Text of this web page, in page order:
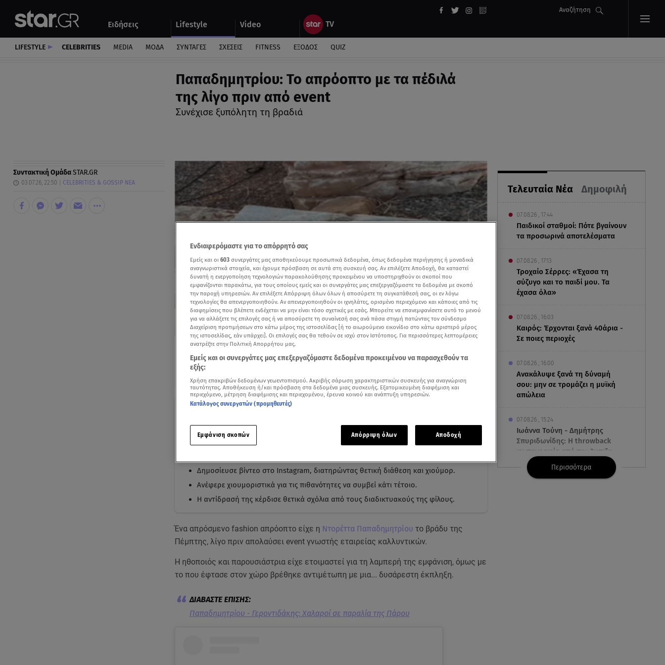
Ειδήσεις Lifestyle Video
Αναζήτηση
Αυτοκίνητο
LIFESTYLE CELEBRITIES MEDIA ΜΟΔΑ ΣΥΝΤΑΓΕΣ ΣΧΕΣΕΙΣ FITNESS ΕΞΟΔΟΣ QUIZ
Παπαδημητρίου: Το απρόοπτο με τα πέδιλά
της λίγο πριν από event
Συνέχισε ξυπόλητη τη βραδιά
Τελευταία Νέα Δημοφιλή
07.08.26 , 17:44
Παιδικοί σταθμοί: Πότε βγαίνουν
τα προσωρινά αποτελέσματα
07.08.26 , 17:13
Τροχαίο Σέρρες: «Έχασα τη
σύζυγο και το παιδί μου. Τα
έχασα όλα»
07.08.26 , 16:03
Καιρός: Έρχονται ξανά 40άρια -
Σε ποιες περιοχές
07.08.26 , 16:00
Ανακάλυψε ξανά τη δύναμή
σου: μην σε τρομάζει η μυϊκή
απώλεια
07.08.26 , 15:24
Ιωάννα Τούνη - Δημήτρης
Σπυριδωνίδης: Η throwback
φωτογραφία από την Ίμπιζα
07.08.26 , 15:21
Περισσότερα
Συντακτική ΟμάδαSTAR.GR
03.07.26, 22:50 CELEBRITIES & GOSSIP ΝΕΑ
Δείτε περισσότερα άρθρα μας στα αποτελέσματα αναζήτησης
Με μια ματιά by STAR AI
Η Ντορέττα Παπαδημητρίου αντιμετώπισε ένα fashion απρόοπτο πριν από event
Δημοσίευσε βίντεο στο Instagram, διατηρώντας θετική διάθεση και χιούμορ.
Ανέφερε χιουμοριστικά για τις πιθανότητες να συμβεί κάτι τέτοιο.
Η αντίδρασή της κέρδισε θετικά σχόλια από τους διαδικτυακούς της φίλους.
Ένα απρόσμενο fashion απρόοπτο είχε η Ντορέττα Παπαδημητρίου το βράδυ της
Πέμπτης, λίγο πριν απολαύσει event γνωστής εταιρείας καλλυντικών.
Η ηθοποιός και παρουσιάστρια είχε ετοιμαστεί για τη λαμπερή της εμφάνιση, όμως με
το που έφτασε στον χώρο βρέθηκε αντιμέτωπη με μια... δυσάρεστη έκπληξη.
Παπαδημητρίου - Γεροντιδάκης: Χαλαροί σε παραλία της Πάρου
Ενδιαφερόμαστε για το απόρρητό σας
Εμείς και οι 603 συνεργάτες μας αποθηκεύουμε προσωπικά δεδομένα, όπως δεδομένα περιήγησης ή μοναδικά
αναγνωριστικά στοιχεία, και έχουμε πρόσβαση σε αυτά στη συσκευή σας. Αν επιλέξετε Αποδοχή, θα καταστεί
δυνατή η ενεργοποίηση τεχνολογιών παρακολούθησης προκειμένου να υποστηριχθούν οι σκοποί που
εμφανίζονται παρακάτω, για τους οποίους εμείς και οι συνεργάτες μας επεξεργαζόμαστε τα δεδομένα με σκοπό
την παροχή υπηρεσιών. Αν επιλέξετε Απόρριψη όλων όλων ή αποσύρετε τη συγκατάθεσή σας, οι εν λόγω
τεχνολογίες θα απενεργοποιηθούν. Αν απενεργοποιηθούν οι ιχνηλάτες, ορισμένο περιεχόμενο και κάποιες από τις
διαφημίσεις που βλέπετε ενδέχεται να μην είναι τόσο σχετικές με εσάς. Μπορείτε να επανεμφανίσετε αυτό το μενού
για να αλλάξετε τις επιλογές σας ή να αποσύρετε τη συναίνεσή σας ανά πάσα στιγμή πατώντας τον σύνδεσμο
Διαχείριση προτιμήσεων στο κάτω μέρος της ιστοσελίδας [ή το αιωρούμενο εικονίδιο στο κάτω αριστερό μέρος
της ιστοσελίδας, εάν υπάρχει]. Οι επιλογές σας θα τεθούν σε ισχύ στον Ιστότοπος. Για περισσότερες λεπτομέρειες
ανατρέξτε στην Πολιτική Απορρήτου μας.
Εμείς και οι συνεργάτες μας επεξεργαζόμαστε δεδομένα προκειμένου να παρασχεθούν τα
εξής:
Χρήση επακριβών δεδομένων γεωεντοπισμού. Ακριβής σάρωση χαρακτηριστικών συσκευής για αναγνώριση
ταυτότητας. Αποθήκευση ή/και πρόσβαση στα δεδομένα μιας συσκευής. Εξατομικευμένη διαφήμιση και
περιεχόμενο, μέτρηση διαφήμισης και περιεχομένου, έρευνα κοινού και ανάπτυξη υπηρεσιών.
Κατάλογος συνεργατών (προμηθευτές)
Εμφάνιση σκοπών Απόρριψη όλων Αποδοχή